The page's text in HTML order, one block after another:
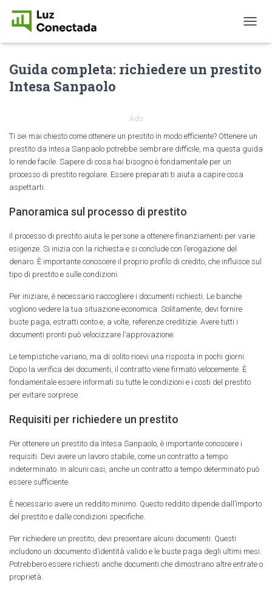
O
G
L
I
G
Guida completa: richiedere un prestito
Intesa Sanpaolo
Ads
Ti sei mai chiesto come ottenere un prestito in modo efficiente? Ottenere un
prestito da Intesa Sanpaolo potrebbe sembrare difficile, ma questa guida
lo rende facile. Sapere di cosa hai bisogno è fondamentale per un
processo di prestito regolare. Essere preparati ti aiuta a capire cosa
aspettarti.
Panoramica sul processo di prestito
Il processo di prestito aiuta le persone a ottenere finanziamenti per varie
esigenze. Si inizia con la richiesta e si conclude con l’erogazione del
denaro. È importante conoscere il proprio profilo di credito, che influisce sul
tipo di prestito e sulle condizioni.
Per iniziare, è necessario raccogliere i documenti richiesti. Le banche
vogliono vedere la tua situazione economica. Solitamente, devi fornire
buste paga, estratti conto e, a volte, referenze creditizie. Avere tutti i
documenti pronti può velocizzare l’approvazione.
Le tempistiche variano, ma di solito ricevi una risposta in pochi giorni.
Dopo la verifica dei documenti, il contratto viene firmato velocemente. È
fondamentale essere informati su tutte le condizioni e i costi del prestito
per evitare sorprese.
Requisiti per richiedere un prestito
Per ottenere un prestito da Intesa Sanpaolo, è importante conoscere i
requisiti. Devi avere un lavoro stabile, come un contratto a tempo
indeterminato. In alcuni casi, anche un contratto a tempo determinato può
essere sufficiente.
È necessario avere un reddito minimo. Questo reddito dipende dall’importo
del prestito e dalle condizioni specifiche.
Per richiedere un prestito, devi presentare alcuni documenti. Questi
includono un documento d’identità valido e le buste paga degli ultimi mesi.
Potrebbero essere richiesti anche documenti che dimostrano altre entrate o
proprietà.